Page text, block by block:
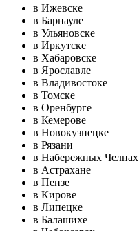
в Ижевске
в Барнауле
в Ульяновске
в Иркутске
в Хабаровске
в Ярославле
в Владивостоке
в Томске
в Оренбурге
в Кемерове
в Новокузнецке
в Рязани
в Набережных Челнах
в Астрахане
в Пензе
в Кирове
в Липецке
в Балашихе